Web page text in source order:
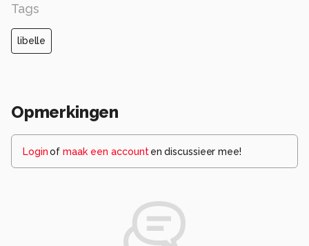
Tags
libelle
Opmerkingen
Loginof maak een account en discussieer mee!